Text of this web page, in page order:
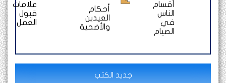
أقسام
الناس
في
الصيام
أحكام
العيدين
والأضحية
علامات
قبول
العمل
جديد الكتب